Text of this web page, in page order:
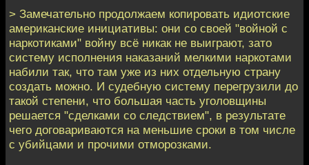
> Замечательно продолжаем копировать идиотские
американские инициативы: они со своей "войной с
наркотиками" войну всё никак не выиграют, зато
систему исполнения наказаний мелкими наркотами
набили так, что там уже из них отдельную страну
создать можно. И судебную систему перегрузили до
такой степени, что большая часть уголовщины
решается "сделками со следствием", в результате
чего договариваются на меньшие сроки в том числе
с убийцами и прочими отморозками.